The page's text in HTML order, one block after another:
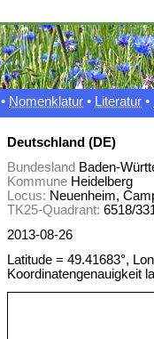
• Nomenklatur • Literatur •
Deutschland (DE)
Bundesland Baden-
Kommune Heidelberg
Locus: Neuenheim,
TK25-Quadrant: 6518/
2013-08-26
Latitude = 49.41683°,
Koordinatengenauigkeit